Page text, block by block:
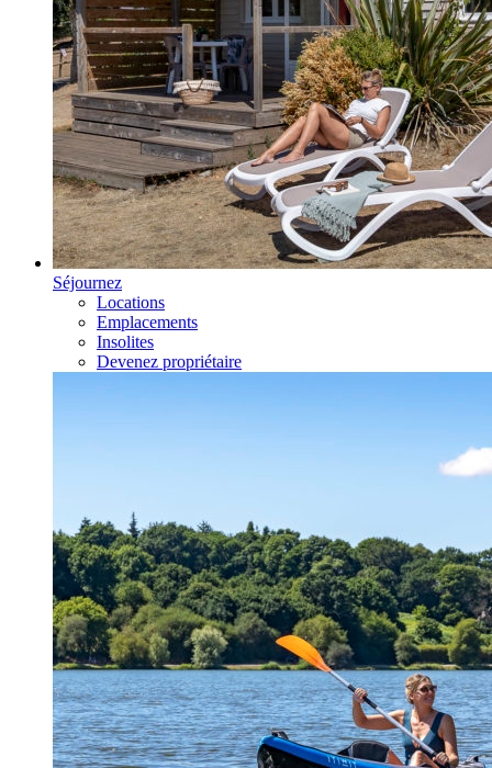
Séjournez
Locations
Emplacements
Insolites
Devenez propriétaire